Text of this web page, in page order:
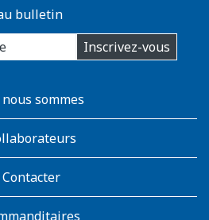
bulletin
Inscrivez-vous
sommes
Contacter